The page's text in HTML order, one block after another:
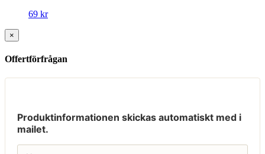
69 kr
×
Offertförfrågan
Produktinformationen skickas automatiskt med i
mailet.